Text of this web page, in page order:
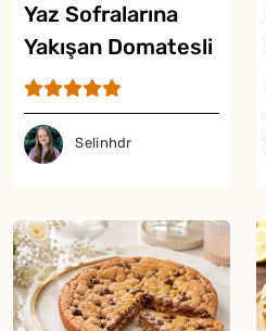
Yaz Sofralarına
Yakışan Domatesli
Tart Tarifi
Selinhdr